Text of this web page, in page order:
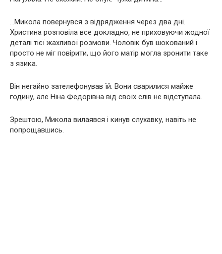
…Микола повернувся з відрядження через два дні.
Христина розповіла все докладно, не приховуючи жодної
деталі тієї жахливої розмови. Чоловік був шокований і
просто не міг повірити, що його матір могла зронити таке
з язика.
Він негайно зателефонував їй. Вони сварилися майже
годину, але Ніна Федорівна від своїх слів не відступала.
Зрештою, Микола вилаявся і кинув слухавку, навіть не
попрощавшись.